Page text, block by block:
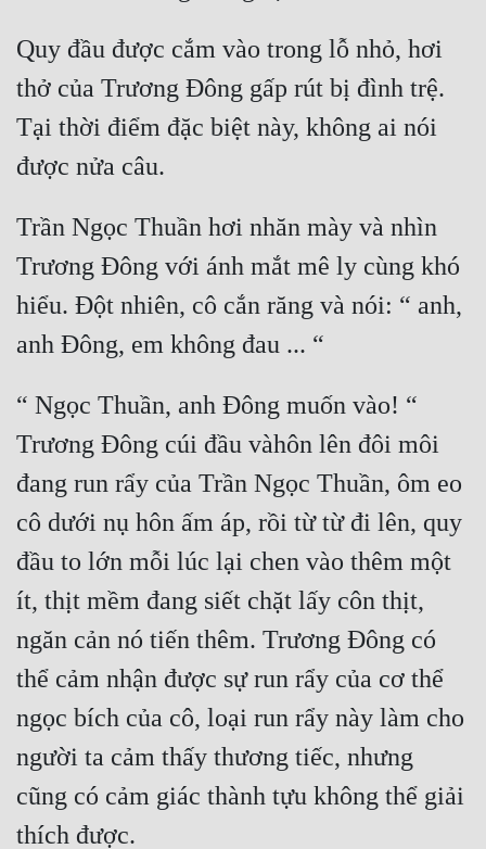
Quy đầu được cắm vào trong lỗ nhỏ, hơi
thở của Trương Đông gấp rút bị đình trệ.
Tại thời điểm đặc biệt này, không ai nói
Trần Ngọc Thuần hơi nhăn mày và nhìn
Trương Đông với ánh mắt mê ly cùng khó
hiểu. Đột nhiên, cô cắn răng và nói: “ anh,
“ Ngọc Thuần, anh Đông muốn vào! “
Trương Đông cúi đầu vàhôn lên đôi môi
đang run rẩy của Trần Ngọc Thuần, ôm eo
cô dưới nụ hôn ấm áp, rồi từ từ đi lên, quy
đầu to lớn mỗi lúc lại chen vào thêm một
ít, thịt mềm đang siết chặt lấy côn thịt,
ngăn cản nó tiến thêm. Trương Đông có
thể cảm nhận được sự run rẩy của cơ thể
ngọc bích của cô, loại run rẩy này làm cho
người ta cảm thấy thương tiếc, nhưng
cũng có cảm giác thành tựu không thể giải